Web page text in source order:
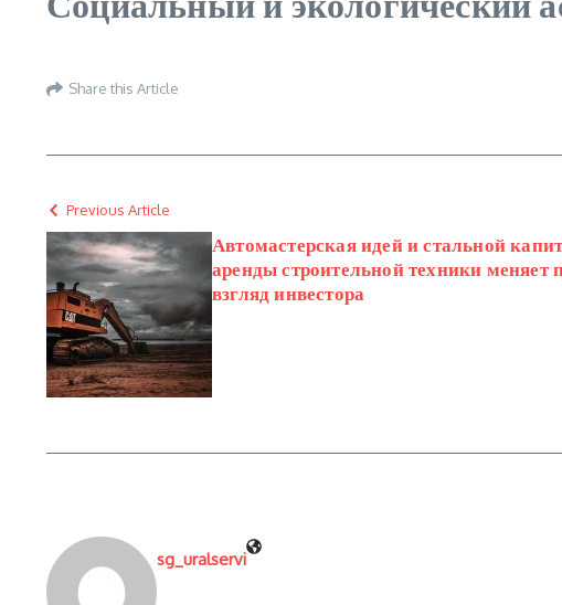
Share this Article
Previous Article
Автомастерская идей и стальной
аренды строительной техники
взгляд инвестора
sg_uralservi